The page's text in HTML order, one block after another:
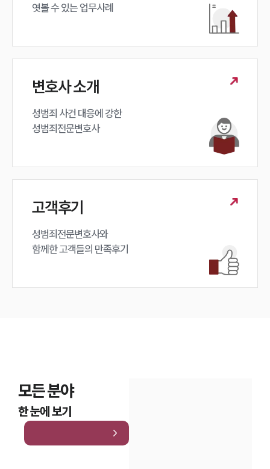
엿볼 수 있는 업무사례
변호사 소개
성범죄 사건 대응에 강한
성범죄전문변호사
고객후기
성범죄전문변호사와
함께한 고객들의 만족후기
모든 분야
한 눈에 보기